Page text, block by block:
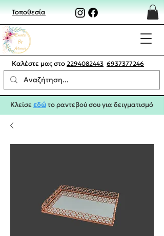
Τοποθεσία
Καλέστε μας στο 2294082443 6937377246
Κλείσεεδώτο ραντεβού σου για δειγματισμό